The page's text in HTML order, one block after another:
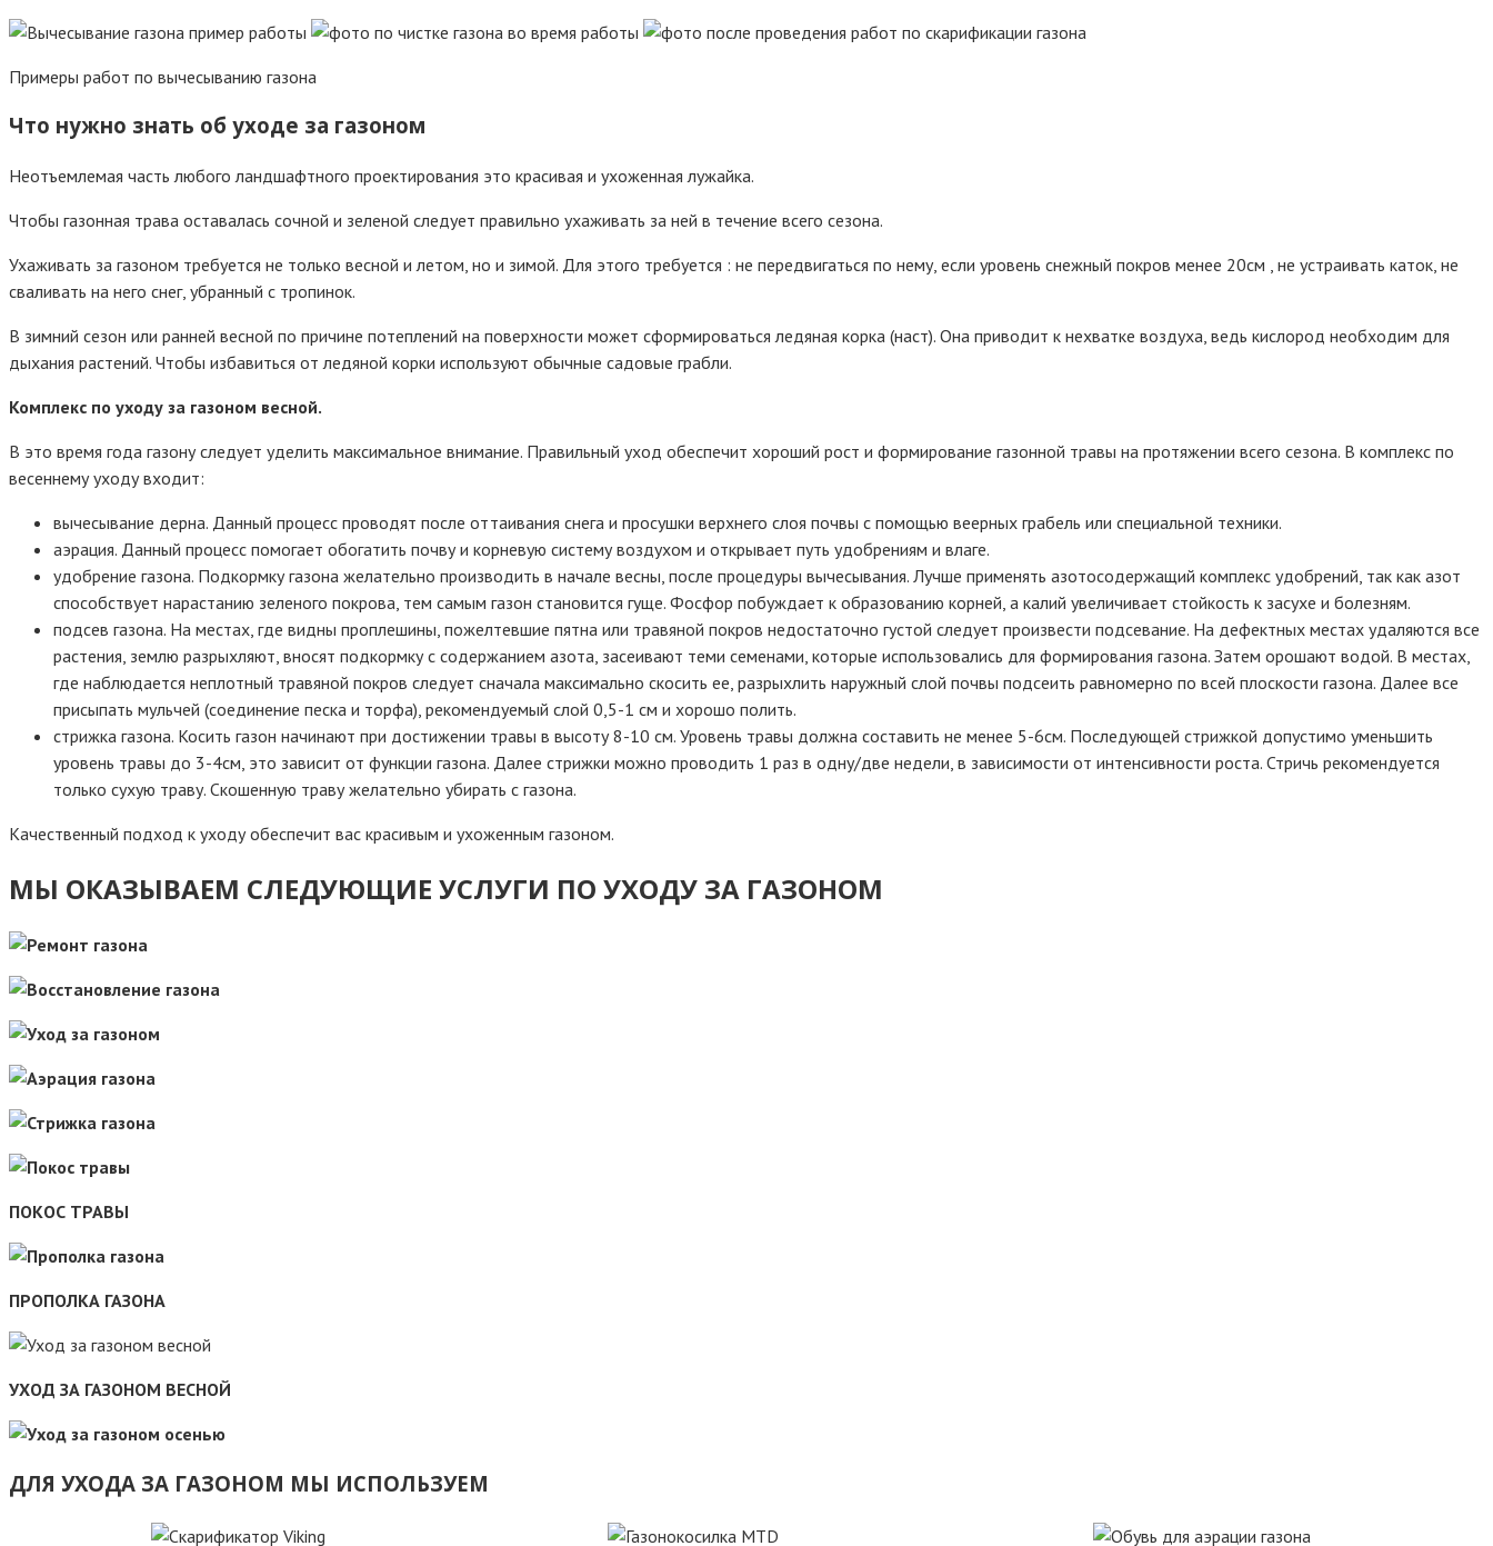
Примеры работ по вычесыванию газона
Что нужно знать об уходе за газоном
Неотъемлемая часть любого ландшафтного проектирования это красивая и ухоженная лужайка.
Чтобы газонная трава оставалась сочной и зеленой следует правильно ухаживать за ней в течение всего сезона.
Ухаживать за газоном требуется не только весной и летом, но и зимой. Для этого требуется : не передвигаться по нему, если уровень снежный покров менее 20см , не устраивать каток, не
сваливать на него снег, убранный с тропинок.
В зимний сезон или ранней весной по причине потеплений на поверхности может сформироваться ледяная корка (наст). Она приводит к нехватке воздуха, ведь кислород необходим для
дыхания растений. Чтобы избавиться от ледяной корки используют обычные садовые грабли.
Комплекс по уходу за газоном весной.
В это время года газону следует уделить максимальное внимание. Правильный уход обеспечит хороший рост и формирование газонной травы на протяжении всего сезона. В комплекс по
весеннему уходу входит:
вычесывание дерна. Данный процесс проводят после оттаивания снега и просушки верхнего слоя почвы с помощью веерных грабель или специальной техники.
аэрация. Данный процесс помогает обогатить почву и корневую систему воздухом и открывает путь удобрениям и влаге.
удобрение газона. Подкормку газона желательно производить в начале весны, после процедуры вычесывания. Лучше применять азотосодержащий комплекс удобрений, так как азот
способствует нарастанию зеленого покрова, тем самым газон становится гуще. Фосфор побуждает к образованию корней, а калий увеличивает стойкость к засухе и болезням.
подсев газона. На местах, где видны проплешины, пожелтевшие пятна или травяной покров недостаточно густой следует произвести подсевание. На дефектных местах удаляются все
растения, землю разрыхляют, вносят подкормку с содержанием азота, засеивают теми семенами, которые использовались для формирования газона. Затем орошают водой. В местах,
где наблюдается неплотный травяной покров следует сначала максимально скосить ее, разрыхлить наружный слой почвы подсеить равномерно по всей плоскости газона. Далее все
присыпать мульчей (соединение песка и торфа), рекомендуемый слой 0,5-1 см и хорошо полить.
стрижка газона. Косить газон начинают при достижении травы в высоту 8-10 см. Уровень травы должна составить не менее 5-6см. Последующей стрижкой допустимо уменьшить
уровень травы до 3-4см, это зависит от функции газона. Далее стрижки можно проводить 1 раз в одну/две недели, в зависимости от интенсивности роста. Стричь рекомендуется
только сухую траву. Скошенную траву желательно убирать с газона.
Качественный подход к уходу обеспечит вас красивым и ухоженным газоном.
МЫ ОКАЗЫВАЕМ СЛЕДУЮЩИЕ УСЛУГИ ПО УХОДУ ЗА ГАЗОНОМ
ПОКОС ТРАВЫ
ПРОПОЛКА ГАЗОНА
УХОД ЗА ГАЗОНОМ ВЕСНОЙ
ДЛЯ УХОДА ЗА ГАЗОНОМ МЫ ИСПОЛЬЗУЕМ